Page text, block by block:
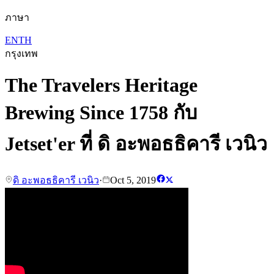
ภาษา
ENTH
กรุงเทพ
The Travelers Heritage
Brewing Since 1758 กับ
Jetset'er ที่ ดิ อะพอธธิคารี เวนิว
ดิ อะพอธธิคารี เวนิว· Oct 5, 2019